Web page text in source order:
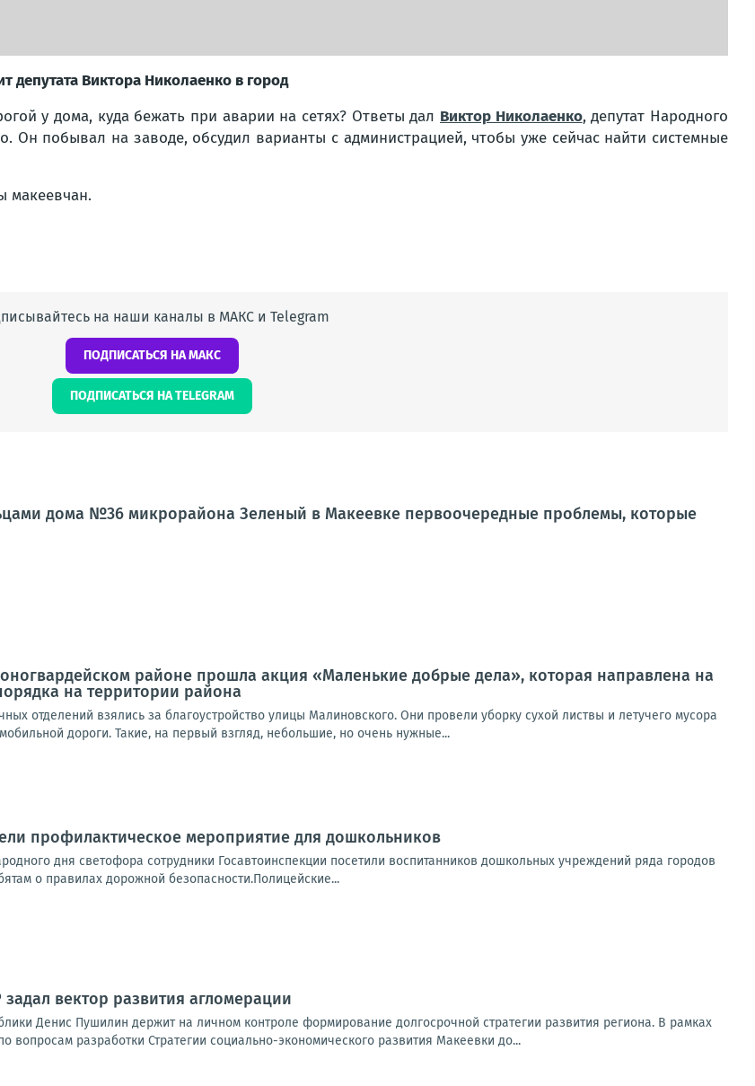
депутата Виктора Николаенко в город
у дома, куда бежать при аварии на сетях? Ответы дал Виктор Николаенко, депутат Народного
Он побывал на заводе, обсудил варианты с администрацией, чтобы уже сейчас найти системные
макеевчан.
на наши каналы в МАКС и Telegram
ПОДПИСАТЬСЯ НА МАКС
ПОДПИСАТЬСЯ НА TELEGRAM
дома №36 микрорайона Зеленый в Макеевке первоочередные проблемы, которые
районе прошла акция «Маленькие добрые дела», которая направлена на
на территории района
отделений взялись за благоустройство улицы Малиновского. Они провели уборку сухой листвы и летучего мусора
дороги. Такие, на первый взгляд, небольшие, но очень нужные...
профилактическое мероприятие для дошкольников
дня светофора сотрудники Госавтоинспекции посетили воспитанников дошкольных учреждений ряда городов
о правилах дорожной безопасности.Полицейские...
вектор развития агломерации
Денис Пушилин держит на личном контроле формирование долгосрочной стратегии развития региона. В рамках
вопросам разработки Стратегии социально-экономического развития Макеевки до...